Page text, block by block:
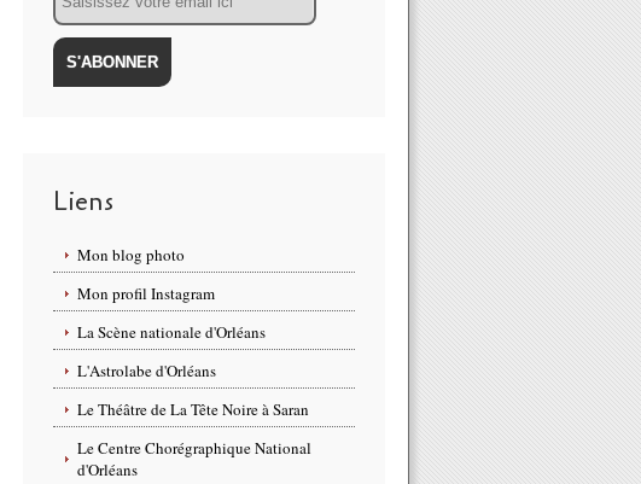
Liens
Mon blog photo
Mon profil Instagram
La Scène nationale d'Orléans
L'Astrolabe d'Orléans
Le Théâtre de La Tête Noire à Saran
Le Centre Chorégraphique National
d'Orléans